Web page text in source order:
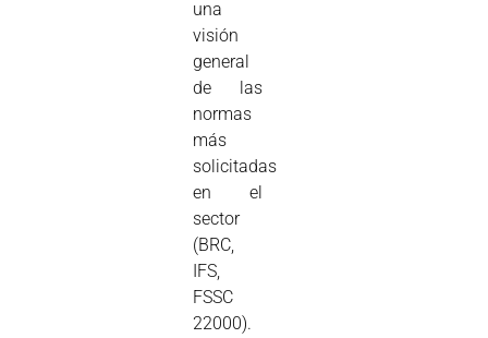
una
visión
general
de las
normas
más
solicitadas
en el
sector
(BRC,
IFS,
FSSC
22000).